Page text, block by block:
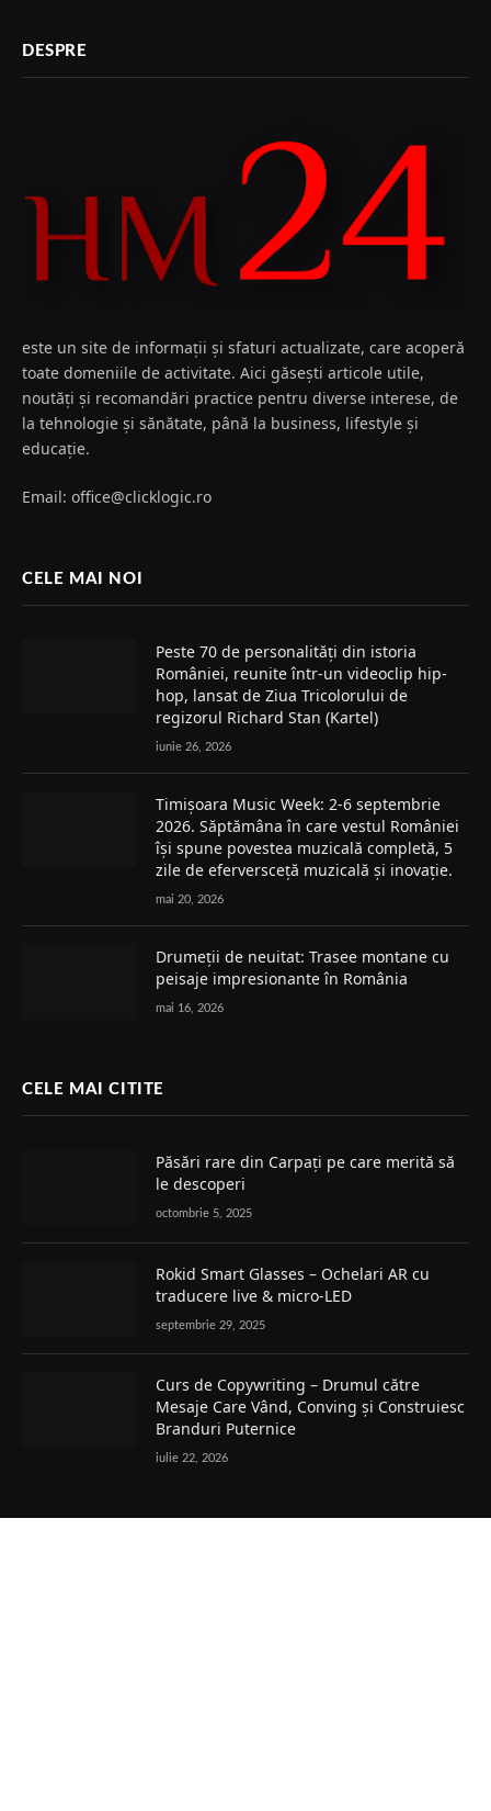
DESPRE
este un site de informații și sfaturi actualizate, care acoperă
toate domeniile de activitate. Aici găsești articole utile,
noutăți și recomandări practice pentru diverse interese, de
la tehnologie și sănătate, până la business, lifestyle și
educație.
Email: office@clicklogic.ro
CELE MAI NOI
Peste 70 de personalități din istoria
României, reunite într-un videoclip hip-
hop, lansat de Ziua Tricolorului de
regizorul Richard Stan (Kartel)
iunie 26, 2026
Timișoara Music Week: 2-6 septembrie
2026. Săptămâna în care vestul României
își spune povestea muzicală completă, 5
zile de eferversceță muzicală și inovație.
mai 20, 2026
Drumeții de neuitat: Trasee montane cu
peisaje impresionante în România
mai 16, 2026
CELE MAI CITITE
Păsări rare din Carpați pe care merită să
le descoperi
octombrie 5, 2025
Rokid Smart Glasses – Ochelari AR cu
traducere live & micro-LED
septembrie 29, 2025
Curs de Copywriting – Drumul către
Mesaje Care Vând, Conving și Construiesc
Branduri Puternice
iulie 22, 2026